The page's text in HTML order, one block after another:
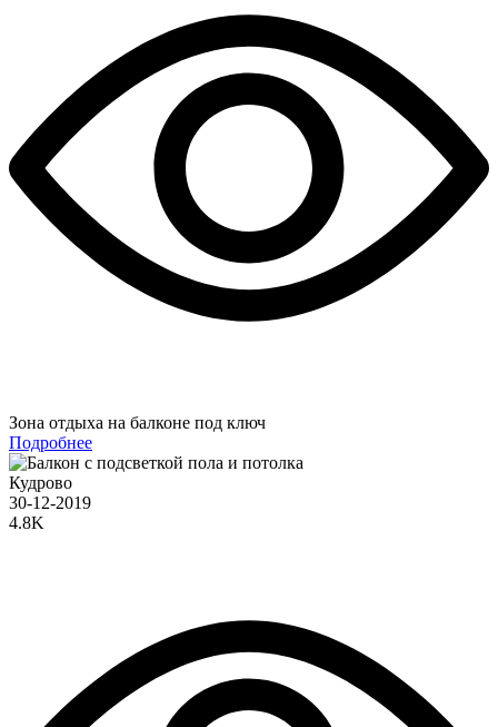
Зона отдыха на балконе под ключ
Подробнее
Кудрово
30-12-2019
4.8K